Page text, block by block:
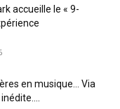
accueille le « 9-
en musique… Via